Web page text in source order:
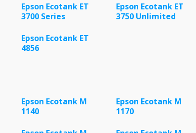
Epson Ecotank ET
3700 Series
Epson Ecotank ET
3750 Unlimited
Epson Ecotank ET
4856
Epson Ecotank M
1140
Epson Ecotank M
1170